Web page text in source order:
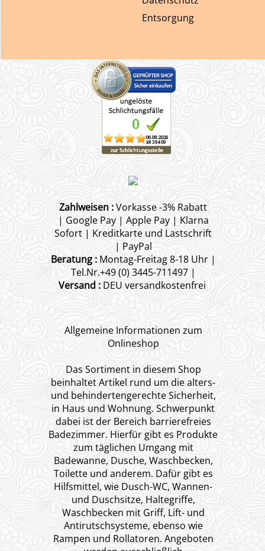
Entsorgung
Zahlweisen :Vorkasse -3% Rabatt
| Google Pay | Apple Pay | Klarna
Sofort | Kreditkarte und Lastschrift
| PayPal
Beratung :Montag-Freitag 8-18 Uhr |
Tel.Nr.+49 (0) 3445-711497 |
Versand :DEU versandkostenfrei
Allgemeine Informationen zum
Onlineshop
Das Sortiment in diesem Shop
beinhaltet Artikel rund um die alters-
und behindertengerechte Sicherheit,
in Haus und Wohnung. Schwerpunkt
dabei ist der Bereich barrierefreies
Badezimmer. Hierfür gibt es Produkte
zum täglichen Umgang mit
Badewanne, Dusche, Waschbecken,
Toilette und anderem. Dafür gibt es
Hilfsmittel, wie Dusch-WC, Wannen-
und Duschsitze, Haltegriffe,
Waschbecken mit Griff, Lift- und
Antirutschsysteme, ebenso wie
Rampen und Rollatoren. Angeboten